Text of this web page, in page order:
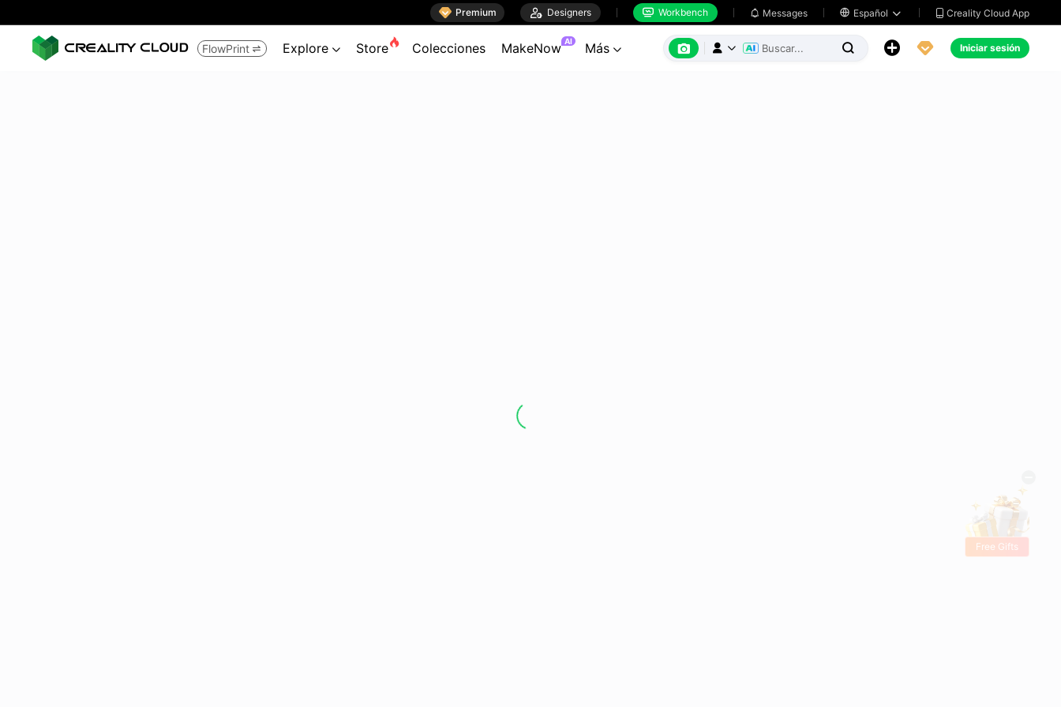
 Premium  Designers  Workbench  Messages  Español   Creality Cloud App
FlowPrint  Explore  Store Colecciones MakeNow AI Más        Iniciar sesión
Free Gifts